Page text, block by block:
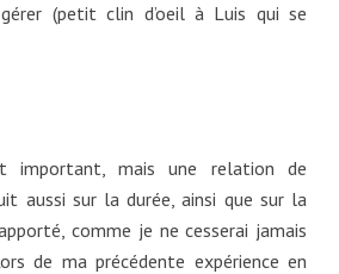
(petit clin d’oeil à Luis qui se
important, mais une relation de
aussi sur la durée, ainsi que sur la
comme je ne cesserai jamais
de ma précédente expérience en